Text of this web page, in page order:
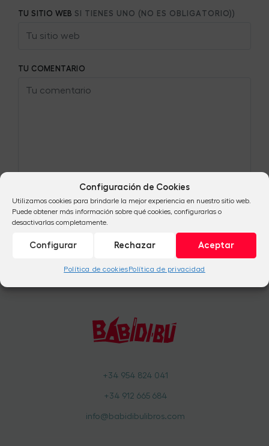
Configuración de Cookies
Utilizamos cookies para brindarle la mejor experiencia en nuestro sitio web.
Puede obtener más información sobre qué cookies, configurarlas o
desactivarlas completamente.
Aceptar
Rechazar
Configurar
Política de cookiesPolítica de privacidad
TU SITIO WEB SI TIENES UNO (NO ES OBLIGATORIO))
TU COMENTARIO
+34 954 824 041
+34 912 665 684
info@babidibulibros.com